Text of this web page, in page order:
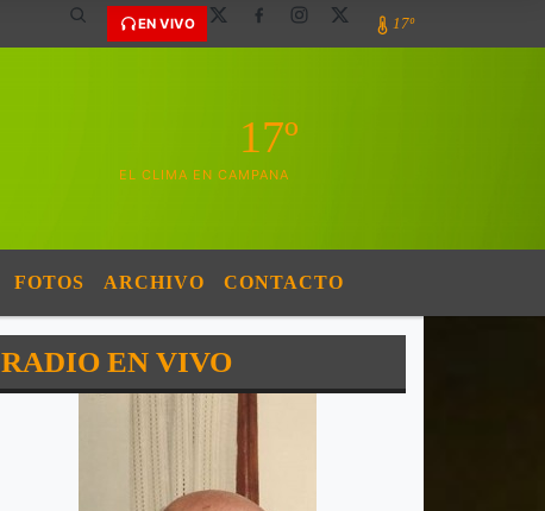
EN VIVO 17º
17º
EL CLIMA EN CAMPANA
FOTOS ARCHIVO CONTACTO
RADIO EN VIVO